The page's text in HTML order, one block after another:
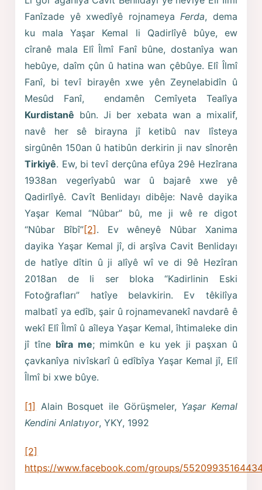
Fanîzade yê xwedîyê rojnameyaFerda, dema
ku mala Yaşar Kemal li Qadirlîyê bûye, ew
cîranê mala Elî Îlmî Fanî bûne, dostanîya wan
hebûye, daîm çûn û hatina wan çêbûye. Elî Îlmî
Fanî, bi tevî birayên xwe yên Zeynelabidîn û
Mesûd Fanî, endamên Cemîyeta Tealîya
Kurdistanê bûn. Ji ber xebata wan a mixalif,
navê her sê birayna jî ketibû nav lîsteya
sirgûnên 150an û hatibûn derkirin ji nav sînorên
Tirkiyê. Ew, bi tevî derçûna efûya 29ê Hezîrana
1938an vegerîyabû war û bajarê xwe yê
Qadirlîyê. Cavît Benlidayı dibêje: Navê dayika
Yaşar Kemal “Nûbar” bû, me ji wê re digot
“Nûbar Bîbî”[2] . Ev wêneyê Nûbar Xanima
dayika Yaşar Kemal jî, di arşîva Cavit Benlidayı
de hatîye dîtin û ji alîyê wî ve di 9ê Hezîran
2018an de li ser bloka “Kadirlinin Eski
Fotoğrafları” hatîye belavkirin. Ev têkilîya
malbatî ya edîb, şair û rojnamevanekî navdarê ê
wekî Elî Îlmî û aîleya Yaşar Kemal, îhtimaleke din
jî tîne bîra me; mimkûn e ku yek ji paşxan û
çavkanîya nivîskarî û edîbîya Yaşar Kemal jî, Elî
Îlmî bi xwe bûye.
[1] Alain Bosquet ile Görüşmeler, Yaşar Kemal
Kendini Anlatıyor, YKY, 1992
[2]
https://www.facebook.com/groups/